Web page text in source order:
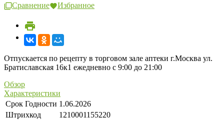
Сравнение Избранное
Отпускается по рецепту в торговом зале аптеки г.Москва ул.
Братиславская 16к1 ежедневно с 9:00 до 21:00
Обзор
Характеристики
Срок Годности 1.06.2026
Штрихкод
1210001155220